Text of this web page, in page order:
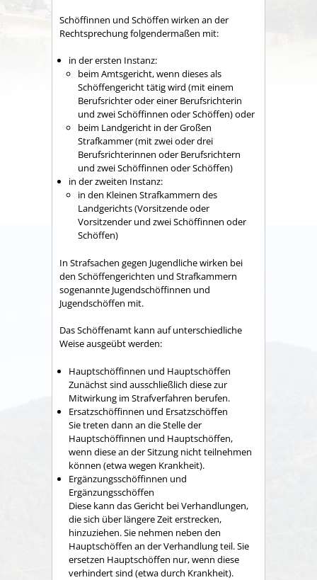
Schöffinnen und Schöffen wirken an der
Rechtsprechung folgendermaßen mit:
in der ersten Instanz:
beim Amtsgericht, wenn dieses als
Schöffengericht tätig wird (mit einem
Berufsrichter oder einer Berufsrichterin
und zwei Schöffinnen oder Schöffen) oder
beim Landgericht in der Großen
Strafkammer (mit zwei oder drei
Berufsrichterinnen oder Berufsrichtern
und zwei Schöffinnen oder Schöffen)
in der zweiten Instanz:
in den Kleinen Strafkammern des
Landgerichts (Vorsitzende oder
Vorsitzender und zwei Schöffinnen oder
Schöffen)
In Strafsachen gegen Jugendliche wirken bei
den Schöffengerichten und Strafkammern
sogenannte Jugendschöffinnen und
Jugendschöffen mit.
Das Schöffenamt kann auf unterschiedliche
Weise ausgeübt werden:
Hauptschöffinnen und Hauptschöffen
Zunächst sind ausschließlich diese zur
Mitwirkung im Strafverfahren berufen.
Ersatzschöffinnen und Ersatzschöffen
Sie treten dann an die Stelle der
Hauptschöffinnen und Hauptschöffen,
wenn diese an der Sitzung nicht teilnehmen
können (etwa wegen Krankheit).
Ergänzungsschöffinnen und
Ergänzungsschöffen
Diese kann das Gericht bei Verhandlungen,
die sich über längere Zeit erstrecken,
hinzuziehen. Sie nehmen neben den
Hauptschöffen an der Verhandlung teil. Sie
ersetzen Hauptschöffen nur, wenn diese
verhindert sind (etwa durch Krankheit).